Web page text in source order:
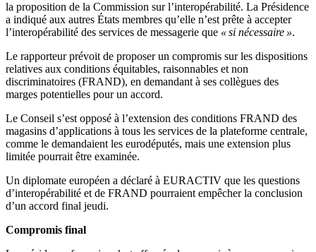
la proposition de la Commission sur l’interopérabilité. La Présidence
a indiqué aux autres États membres qu’elle n’est prête à accepter
l’interopérabilité des services de messagerie que « si nécessaire ».
Le rapporteur prévoit de proposer un compromis sur les dispositions
relatives aux conditions équitables, raisonnables et non
discriminatoires (FRAND), en demandant à ses collègues des
marges potentielles pour un accord.
Le Conseil s’est opposé à l’extension des conditions FRAND des
magasins d’applications à tous les services de la plateforme centrale,
comme le demandaient les eurodéputés, mais une extension plus
limitée pourrait être examinée.
Un diplomate européen a déclaré à EURACTIV que les questions
d’interopérabilité et de FRAND pourraient empêcher la conclusion
d’un accord final jeudi.
Compromis final